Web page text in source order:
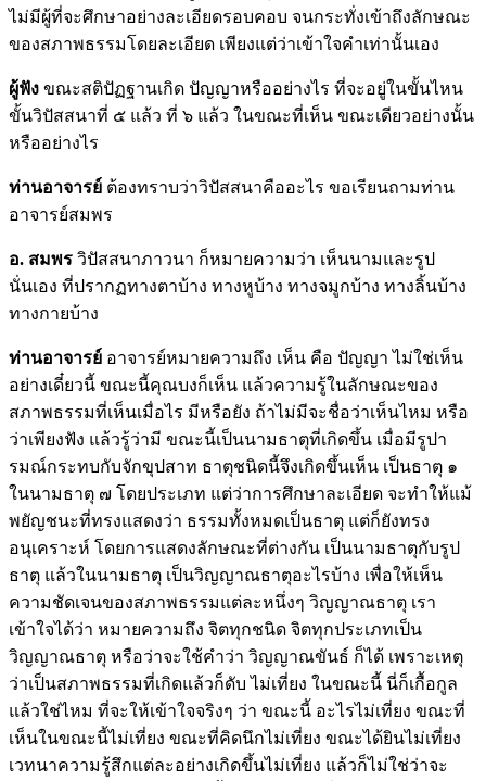
ไม่มีผู้ที่จะศึกษาอย่างละเอียดรอบคอบ จนกระทั่งเข้าถึงลักษณะ
ของสภาพธรรมโดยละเอียด เพียงแต่ว่าเข้าใจคำเท่านั้นเอง
ผู้ฟัง ขณะสติปัฏฐานเกิด ปัญญาหรืออย่างไร ที่จะอยู่ในขั้นไหน
ขั้นวิปัสสนาที่ ๕ แล้ว ที่ ๖ แล้ว ในขณะที่เห็น ขณะเดียวอย่างนั้น
หรืออย่างไร
ท่านอาจารย์ ต้องทราบว่าวิปัสสนาคืออะไร ขอเรียนถามท่าน
อาจารย์สมพร
อ. สมพร วิปัสสนาภาวนา ก็หมายความว่า เห็นนามและรูป
นั่นเอง ที่ปรากฏทางตาบ้าง ทางหูบ้าง ทางจมูกบ้าง ทางลิ้นบ้าง
ทางกายบ้าง
ท่านอาจารย์ อาจารย์หมายความถึง เห็น คือ ปัญญา ไม่ใช่เห็น
อย่างเดี๋ยวนี้ ขณะนี้คุณบงก็เห็น แล้วความรู้ในลักษณะของ
สภาพธรรมที่เห็นเมื่อไร มีหรือยัง ถ้าไม่มีจะชื่อว่าเห็นไหม หรือ
ว่าเพียงฟัง แล้วรู้ว่ามี ขณะนี้เป็นนามธาตุที่เกิดขึ้น เมื่อมีรูปา
รมณ์กระทบกับจักขุปสาท ธาตุชนิดนี้จึงเกิดขึ้นเห็น เป็นธาตุ ๑
ในนามธาตุ ๗ โดยประเภท แต่ว่าการศึกษาละเอียด จะทำให้แม้
พยัญชนะที่ทรงแสดงว่า ธรรมทั้งหมดเป็นธาตุ แต่ก็ยังทรง
อนุเคราะห์ โดยการแสดงลักษณะที่ต่างกัน เป็นนามธาตุกับรูป
ธาตุ แล้วในนามธาตุ เป็นวิญญาณธาตุอะไรบ้าง เพื่อให้เห็น
ความชัดเจนของสภาพธรรมแต่ละหนึ่งๆ วิญญาณธาตุ เรา
เข้าใจได้ว่า หมายความถึง จิตทุกชนิด จิตทุกประเภทเป็น
วิญญาณธาตุ หรือว่าจะใช้คำว่า วิญญาณขันธ์ ก็ได้ เพราะเหตุ
ว่าเป็นสภาพธรรมที่เกิดแล้วก็ดับ ไม่เที่ยง ในขณะนี้ นี่ก็เกื้อกูล
แล้วใช่ไหม ที่จะให้เข้าใจจริงๆ ว่า ขณะนี้ อะไรไม่เที่ยง ขณะที่
เห็นในขณะนี้ไม่เที่ยง ขณะที่คิดนึกไม่เที่ยง ขณะได้ยินไม่เที่ยง
เวทนาความรู้สึกแต่ละอย่างเกิดขึ้นไม่เที่ยง แล้วก็ไม่ใช่ว่าจะ